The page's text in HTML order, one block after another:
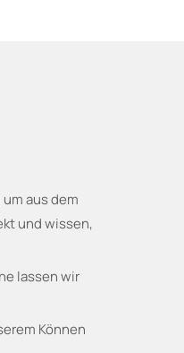
aus dem
und wissen,
lassen wir
Können